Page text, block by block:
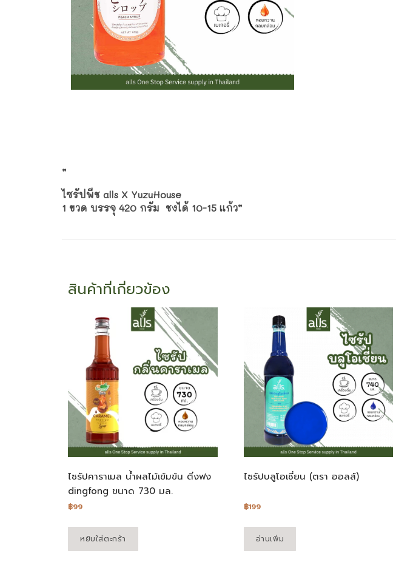
”
ไซรัปพีช alls X YuzuHouse
1 ขวด บรรจุ 420 กรัม ชงได้ 10-15 แก้ว”
สินค้าที่เกี่ยวข้อง
ไซรัปคาราเมล น้ำผลไม้เข้มข้น ติ่งฟง
dingfong ขนาด 730 มล.
฿99
หยิบใส่ตะกร้า
ไซรัปบลูโอเชี่ยน (ตรา ออลส์)
฿199
อ่านเพิ่ม